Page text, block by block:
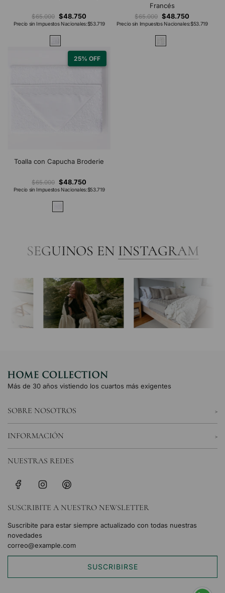
$65.000 $48.750
Precio sin Impuestos Nacionales:$53.719
Francés
$65.000 $48.750
Precio sin Impuestos Nacionales:$53.719
25% OFF
Toalla con Capucha Broderie
$65.000 $48.750
Precio sin Impuestos Nacionales:$53.719
SEGUINOS EN INSTAGRAM
Más de 30 años vistiendo los cuartos más exigentes
SOBRE NOSOTROS
INFORMACIÓN
SUSCRIBITE A NUESTRO NEWSLETTER
Suscribite para estar siempre actualizado con todas nuestras
novedades
SUSCRIBIRSE
NUESTRAS REDES